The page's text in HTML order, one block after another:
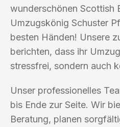
wunderschönen Scottish
Umzugskönig Schuster
besten Händen! Unsere
berichten, dass ihr
stressfrei, sondern auch
Unser professionelles
bis Ende zur Seite. Wir
Beratung, planen